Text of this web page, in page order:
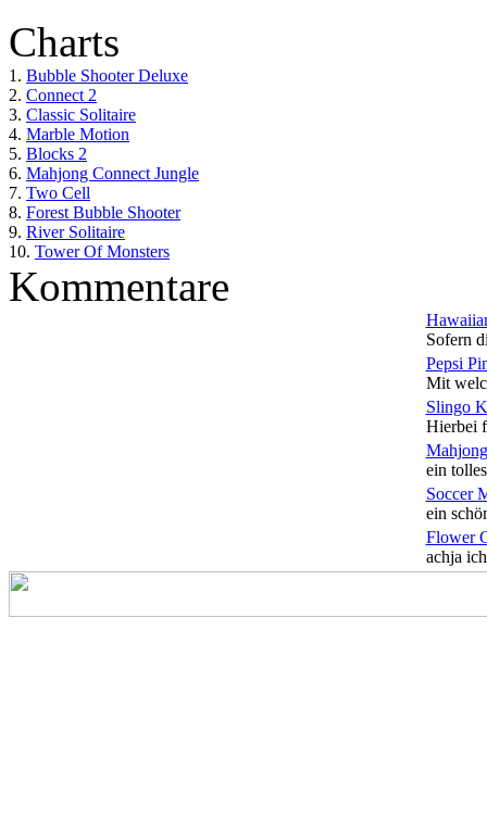
Charts
1. Bubble Shooter Deluxe
2. Connect 2
3. Classic Solitaire
4. Marble Motion
5. Blocks 2
6. Mahjong Connect Jungle
7. Two Cell
8. Forest Bubble Shooter
9. River Solitaire
10. Tower Of Monsters
Kommentare
Sofern
Pepsi
Mit
Slingo
Hierbei
ein
Soccer
ein
Flower
achja